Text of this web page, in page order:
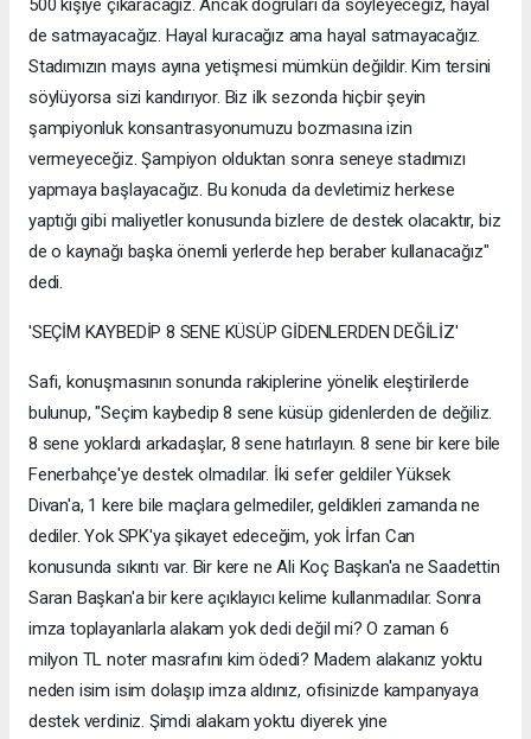
500 kişiye çıkaracağız. Ancak doğruları da söyleyeceğiz, hayal
de satmayacağız. Hayal kuracağız ama hayal satmayacağız.
Stadımızın mayıs ayına yetişmesi mümkün değildir. Kim tersini
söylüyorsa sizi kandırıyor. Biz ilk sezonda hiçbir şeyin
şampiyonluk konsantrasyonumuzu bozmasına izin
vermeyeceğiz. Şampiyon olduktan sonra seneye stadımızı
yapmaya başlayacağız. Bu konuda da devletimiz herkese
yaptığı gibi maliyetler konusunda bizlere de destek olacaktır, biz
de o kaynağı başka önemli yerlerde hep beraber kullanacağız"
dedi.
'SEÇİM KAYBEDİP 8 SENE KÜSÜP GİDENLERDEN DEĞİLİZ'
Safi, konuşmasının sonunda rakiplerine yönelik eleştirilerde
bulunup, "Seçim kaybedip 8 sene küsüp gidenlerden de değiliz.
8 sene yoklardı arkadaşlar, 8 sene hatırlayın. 8 sene bir kere bile
Fenerbahçe'ye destek olmadılar. İki sefer geldiler Yüksek
Divan'a, 1 kere bile maçlara gelmediler, geldikleri zamanda ne
dediler. Yok SPK'ya şikayet edeceğim, yok İrfan Can
konusunda sıkıntı var. Bir kere ne Ali Koç Başkan'a ne Saadettin
Saran Başkan'a bir kere açıklayıcı kelime kullanmadılar. Sonra
imza toplayanlarla alakam yok dedi değil mi? O zaman 6
milyon TL noter masrafını kim ödedi? Madem alakanız yoktu
neden isim isim dolaşıp imza aldınız, ofisinizde kampanyaya
destek verdiniz. Şimdi alakam yoktu diyerek yine